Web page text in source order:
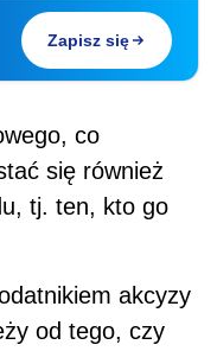
Zapisz się
co
się również
tj. ten, kto go
akcyzy
od tego, czy